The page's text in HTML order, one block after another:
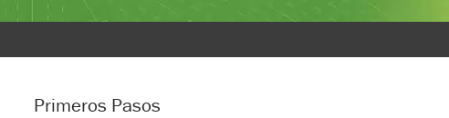
Primeros Pasos